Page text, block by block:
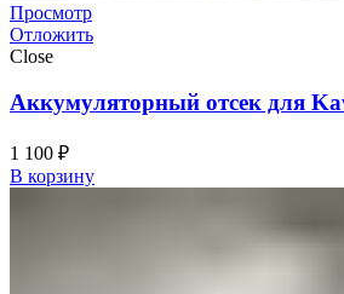
Просмотр
Отложить
Close
Аккумуляторный отсек для
1 100 ₽
В корзину